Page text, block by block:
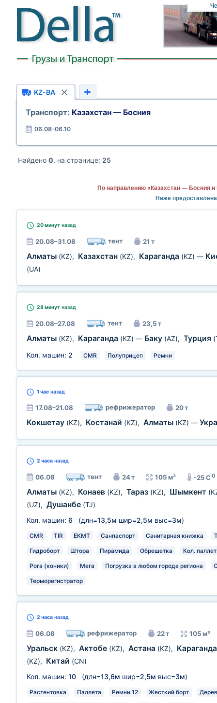
KZ-BA
Транспорт: Казахстан — Босния
06.08–06.10
Найдено 0, на странице: 25
По направлению «Казахстан — Босния
Ниже
20 минут назад
20.08–31.08 тент 21 т
Алматы (KZ), Казахстан (KZ), Караганда (KZ) —
(UA)
28 минут назад
20.08–27.08 тент 23,5 т
Алматы (KZ), Караганда (KZ) — Баку (AZ), Турция
Кол. машин: 2 CMR Полуприцеп Ремни
1 час назад
17.08–21.08 рефрижератор 20 т
Кокшетау (KZ), Костанай (KZ), Алматы (KZ) —
2 часа назад
06.08 тент 24 т 105 м³ -25 C0
Алматы (KZ), Конаев (KZ), Тараз (KZ), Шымкент
(UZ), Душанбе (TJ)
Кол. машин: 6 (длн=13,5м шир=2,5м выс=3м)
CMR TIR EKMT Санпаспорт Санитарная книжка
Гидроборт Штора Пирамида Обрешетка Кол.
Рога (коники) Мега Погрузка в любом городе региона
Терморегистратор
2 часа назад
06.08 рефрижератор 22 т 105 м³
Уральск (KZ), Актобе (KZ), Астана (KZ),
(KZ), Китай (CN)
Кол. машин: 10 (длн=13,6м шир=2,5м выс=3м)
Растентовка Паллета Ремни 12 Жесткий борт